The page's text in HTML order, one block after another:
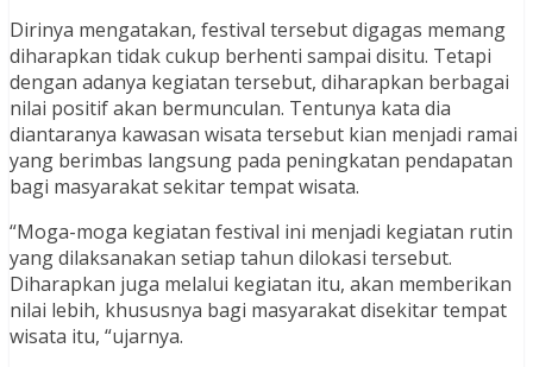
Dirinya mengatakan, festival tersebut digagas memang
diharapkan tidak cukup berhenti sampai disitu. Tetapi
dengan adanya kegiatan tersebut, diharapkan berbagai
nilai positif akan bermunculan. Tentunya kata dia
diantaranya kawasan wisata tersebut kian menjadi ramai
yang berimbas langsung pada peningkatan pendapatan
bagi masyarakat sekitar tempat wisata.
“Moga-moga kegiatan festival ini menjadi kegiatan rutin
yang dilaksanakan setiap tahun dilokasi tersebut.
Diharapkan juga melalui kegiatan itu, akan memberikan
nilai lebih, khususnya bagi masyarakat disekitar tempat
wisata itu, “ujarnya.